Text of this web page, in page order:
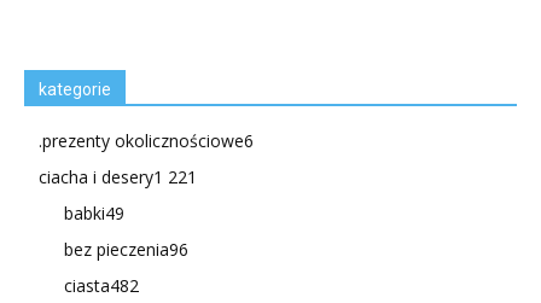
kategorie
.prezenty okolicznościowe6
ciacha i desery1 221
babki49
bez pieczenia96
ciasta482